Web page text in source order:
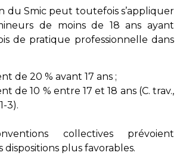
du Smic peut toutefois s’appliquer
de moins de 18 ans ayant
de pratique professionnelle dans
de 20 % avant 17 ans ;
de 10 % entre 17 et 18 ans (C. trav.,
3).
collectives prévoient
plus favorables.